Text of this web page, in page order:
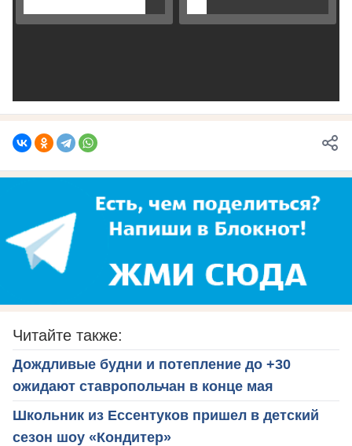
Читайте также:
Дождливые будни и потепление до +30
ожидают ставропольчан в конце мая
Школьник из Ессентуков пришел в детский
сезон шоу «Кондитер»